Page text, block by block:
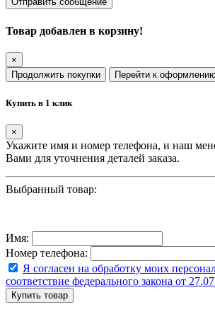
Товар добавлен в корзину!
×
Продолжить покупки
Перейти к
Купить в 1 клик
×
Укажите имя и номер телефона, и наш
Вами для уточнения деталей заказа.
Выбранный товар:
Имя:
Номер телефона:
Я согласен на обработку моих
соответствие федерального закона от
Купить товар